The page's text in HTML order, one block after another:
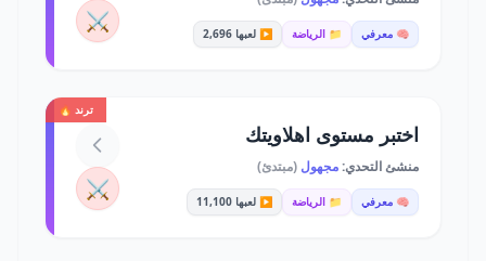
🧠 معرفي 📁 الرياضة ▶️ لعبها 2,696 ⚔️
ترند 🔥
اختبر مستوى اهلاويتك
منشئ التحدي:مجهول (مبتدئ)
🧠 معرفي 📁 الرياضة ▶️ لعبها 11,100 ⚔️